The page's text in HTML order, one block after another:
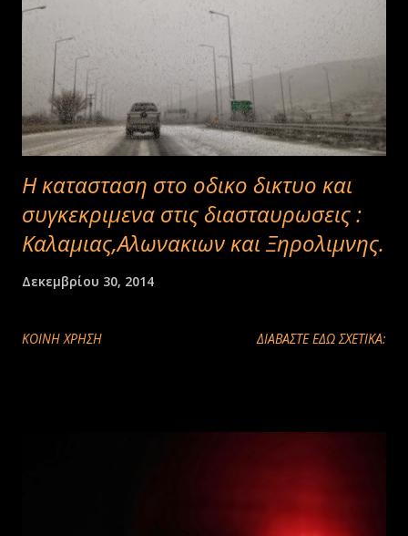
Η κατασταση στο οδικο δικτυο και
συγκεκριμενα στις διασταυρωσεις :
Καλαμιας,Αλωνακιων και Ξηρολιμνης.
Δεκεμβρίου 30, 2014
ΚΟΙΝΉ ΧΡΉΣΗ ΔΙΑΒΑΣΤΕ ΕΔΩ ΣΧΕΤΙΚΑ: